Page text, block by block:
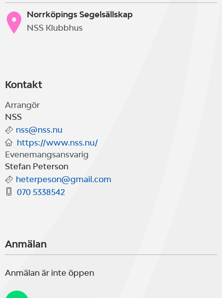
Norrköpings Segelsällskap
NSS Klubbhus
Kontakt
Arrangör
NSS
nss@nss.nu
https://www.nss.nu/
Evenemangsansvarig
Stefan Peterson
heterpeson@gmail.com
070 5338542
Anmälan
Anmälan är inte öppen